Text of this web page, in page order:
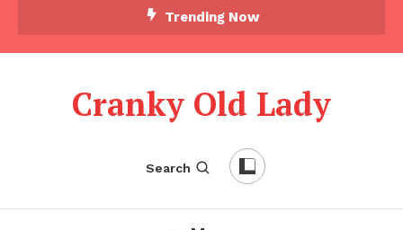
Trending Now
Cranky Old Lady
Search